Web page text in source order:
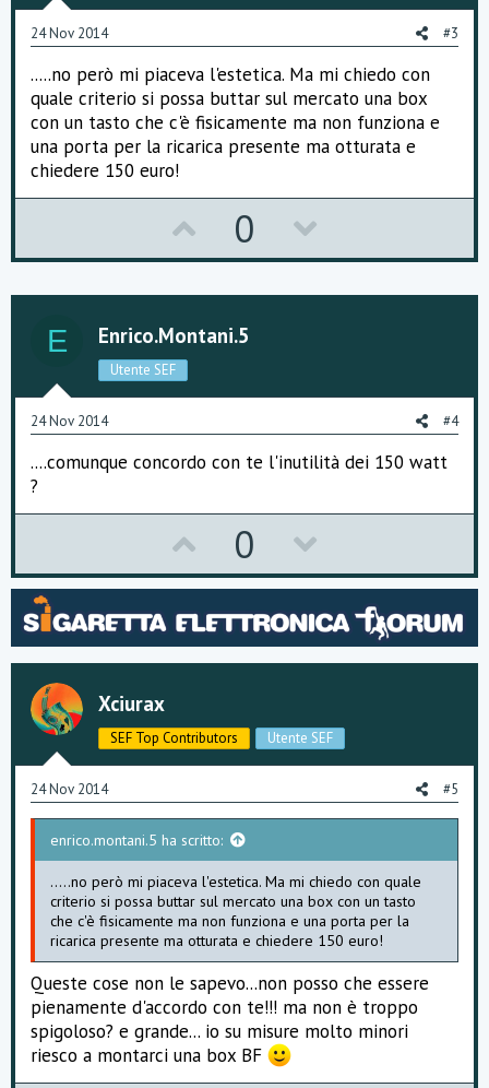
e o
t
e
24 Nov 2014 #3
.....no però mi piaceva l'estetica. Ma mi chiedo con
quale criterio si possa buttar sul mercato una box
con un tasto che c'è fisicamente ma non funziona e
una porta per la ricarica presente ma otturata e
chiedere 150 euro!
p
v
o
e
0
o
w
o
t
E Enrico.montani.5
Utente SEF
24 Nov 2014 #4
....comunque concordo con te l'inutilità dei 150 watt
?
p
v
o
e
0
o
w
n
o
t
e
Xciurax
SEF Top Contributors Utente SEF
24 Nov 2014 #5
enrico.montani.5 ha scritto:
.....no però mi piaceva l'estetica. Ma mi chiedo con quale
criterio si possa buttar sul mercato una box con un tasto
che c'è fisicamente ma non funziona e una porta per la
ricarica presente ma otturata e chiedere 150 euro!
Queste cose non le sapevo...non posso che essere
pienamente d'accordo con te!!! ma non è troppo
spigoloso? e grande... io su misure molto minori
riesco a montarci una box BF